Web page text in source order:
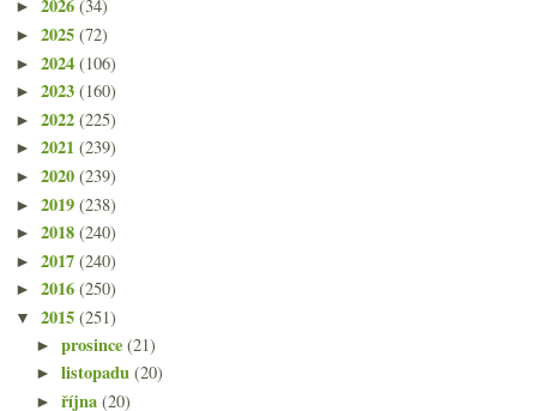
► 2026 (34)
► 2025 (72)
► 2024 (106)
► 2023 (160)
► 2022 (225)
► 2021 (239)
► 2020 (239)
► 2019 (238)
► 2018 (240)
► 2017 (240)
► 2016 (250)
▼ 2015 (251)
►prosince(21)
►listopadu(20)
►října(20)